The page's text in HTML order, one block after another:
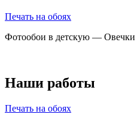
Печать на обоях
Фотообои в детскую — Овечки
Наши работы
Печать на обоях